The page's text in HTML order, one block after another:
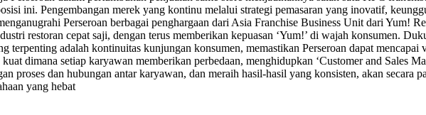
ini. Pengembangan merek yang kontinu melalui strategi pemasaran yang inovatif,
Perseroan berbagai penghargaan dari Asia Franchise Business Unit dari Yum!
restoran cepat saji, dengan terus memberikan kepuasan ‘Yum!’ di wajah konsumen.
terpenting adalah kontinuitas kunjungan konsumen, memastikan Perseroan dapat
dimana setiap karyawan memberikan perbedaan, menghidupkan ‘Customer and Sales
proses dan hubungan antar karyawan, dan meraih hasil-hasil yang konsisten, akan
yang hebat